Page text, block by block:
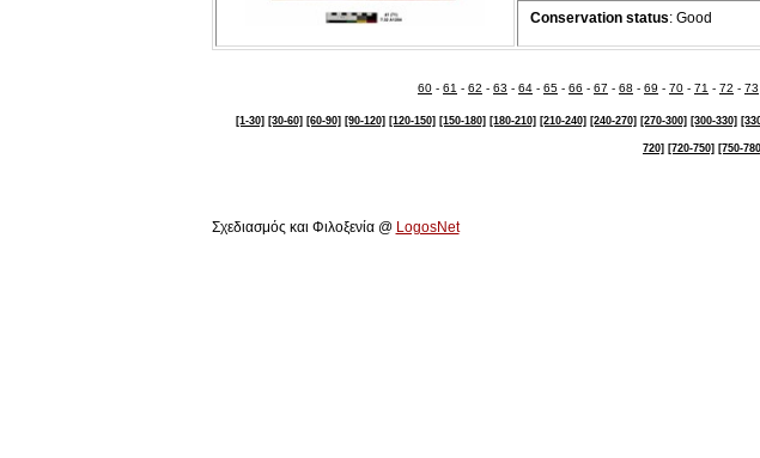
Conservation status: Good
60 - 61 - 62 - 63 - 64 - 65 - 66 - 67 - 68 - 69 - 70 - 71 - 72 - 73
[1-30] [30-60] [60-90] [90-120] [120-150] [150-180] [180-210] [210-240] [240-270] [270-300] [300-330]
720] [720-750] [750-
Σχεδιασμός και Φιλοξενία @ LogosNet